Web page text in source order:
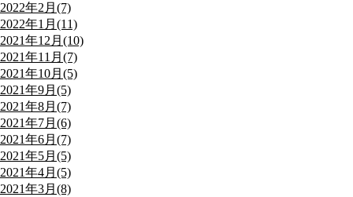
2022年2月(7)
2022年1月(11)
2021年12月(10)
2021年11月(7)
2021年10月(5)
2021年9月(5)
2021年8月(7)
2021年7月(6)
2021年6月(7)
2021年5月(5)
2021年4月(5)
2021年3月(8)